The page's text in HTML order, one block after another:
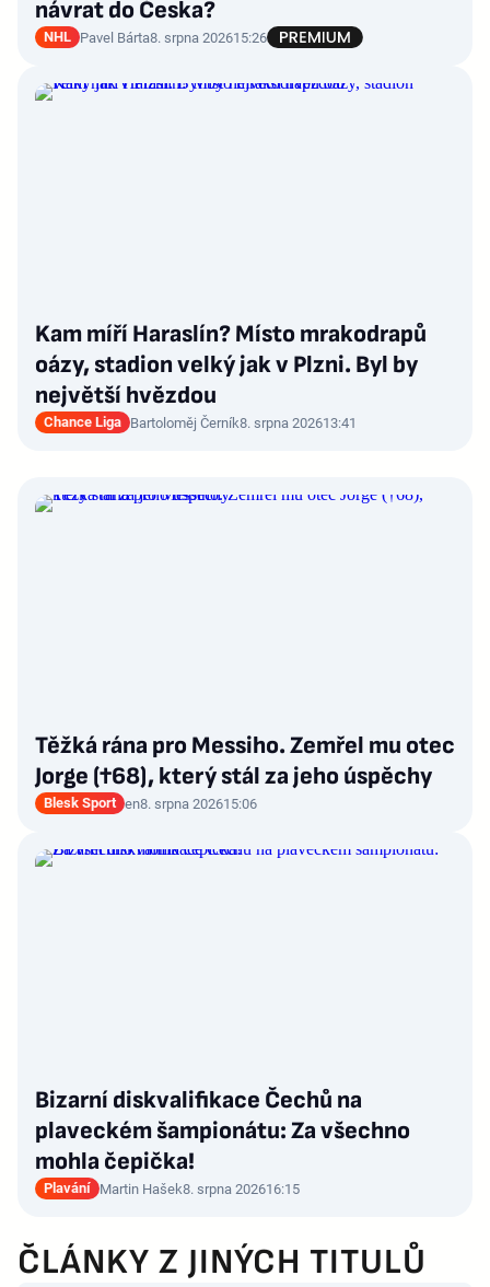
návrat do Česka?
NHL Pavel Bárta8. srpna 202615:26
Kam míří Haraslín? Místo mrakodrapů
oázy, stadion velký jak v Plzni. Byl by
největší hvězdou
Chance Liga Bartoloměj Černík8. srpna 202613:41
Těžká rána pro Messiho. Zemřel mu otec
Jorge (†68), který stál za jeho úspěchy
Blesk Sport en8. srpna 202615:06
Bizarní diskvalifikace Čechů na
plaveckém šampionátu: Za všechno
mohla čepička!
Plavání Martin Hašek8. srpna 202616:15
ČLÁNKY Z JINÝCH TITULŮ